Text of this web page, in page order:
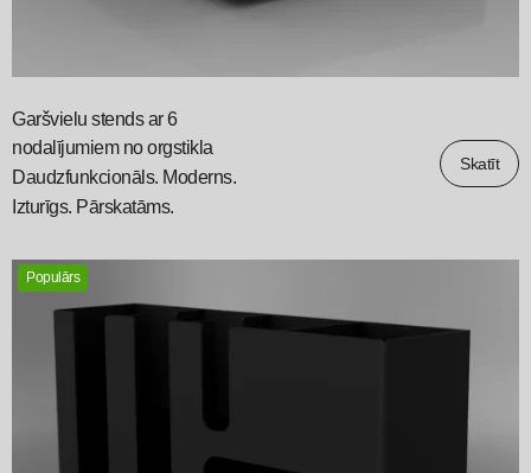
Garšvielu stends ar 6
nodalījumiem no orgstikla
Daudzfunkcionāls. Moderns.
Izturīgs. Pārskatāms.
Skatīt
Populārs